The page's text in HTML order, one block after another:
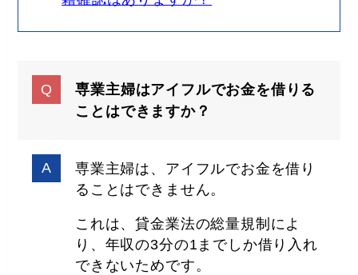
専業主婦はアイフルでお金を借りる
ことはできますか？
専業主婦は、アイフルでお金を借り
ることはできません。
これは、貸金業法の総量規制によ
り、年収の3分の1までしか借り入れ
できないためです。